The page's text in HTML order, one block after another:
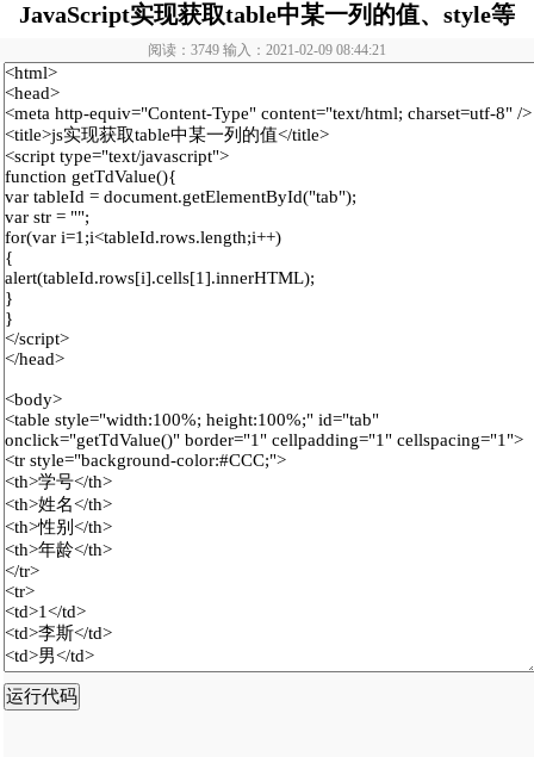
JavaScript实现获取table中某一列的值、style等
阅读：3749 输入：2021-02-09 08:44:21